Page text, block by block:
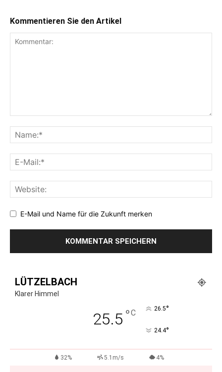
Kommentieren Sie den Artikel
E-Mail und Name für die Zukunft merken
LÜTZELBACH
Klarer Himmel
25.5 °C 26.5°
24.4°
32% 5.1m/s 4%